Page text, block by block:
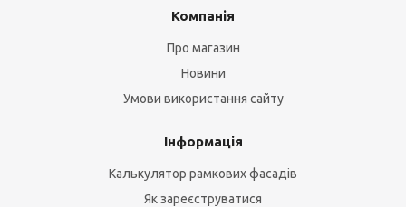
Компанія
Про магазин
Новини
Умови використання сайту
Інформація
Калькулятор рамкових фасадів
Як зареєструватися